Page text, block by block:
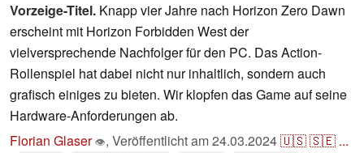
Vorzeige-Titel. Knapp vier Jahre nach Horizon Zero Dawn
erscheint mit Horizon Forbidden West der
vielversprechende Nachfolger für den PC. Das Action-
Rollenspiel hat dabei nicht nur inhaltlich, sondern auch
grafisch einiges zu bieten. Wir klopfen das Game auf seine
Hardware-Anforderungen ab.
Florian Glaser 👁, Veröffentlicht am24.03.2024🇺🇸🇸🇪 ...